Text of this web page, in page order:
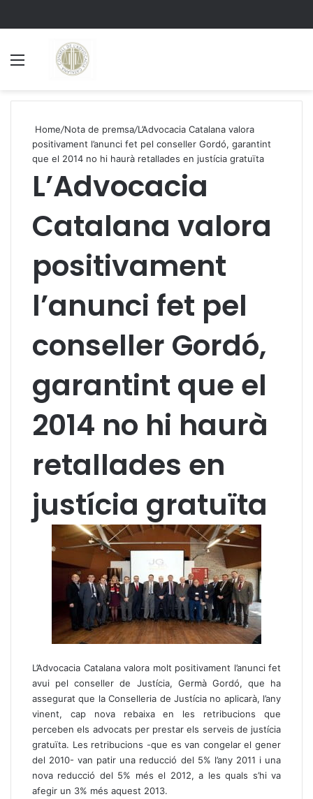
Home/Nota de premsa/L’Advocacia Catalana valora
positivament l’anunci fet pel conseller Gordó, garantint
que el 2014 no hi haurà retallades en justícia gratuïta
L’Advocacia
Catalana valora
positivament
l’anunci fet pel
conseller Gordó,
garantint que el
2014 no hi haurà
retallades en
justícia gratuïta
L’Advocacia Catalana valora molt positivament l’anunci fet
avui pel conseller de Justícia, Germà Gordó, que ha
assegurat que la Conselleria de Justícia no aplicarà, l’any
vinent, cap nova rebaixa en les retribucions que
perceben els advocats per prestar els serveis de justícia
gratuïta. Les retribucions -que es van congelar el gener
del 2010- van patir una reducció del 5% l’any 2011 i una
nova reducció del 5% més el 2012, a les quals s’hi va
afegir un 3% més aquest 2013.